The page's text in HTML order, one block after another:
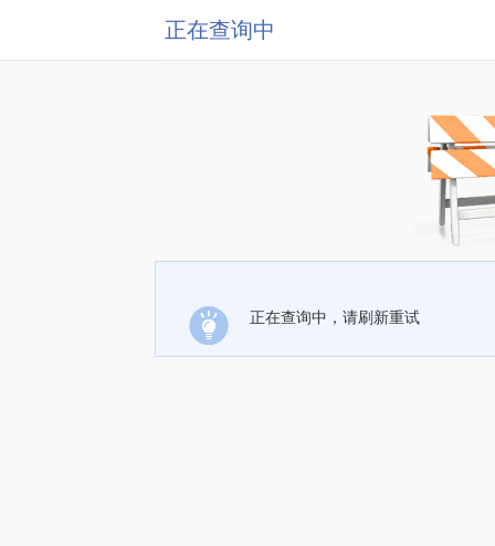
正在查询中
正在查询中，请刷新重试